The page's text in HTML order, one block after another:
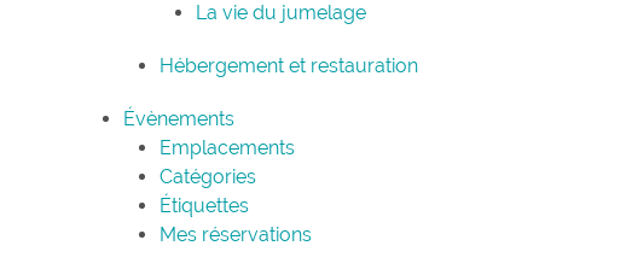
La vie du jumelage
Hébergement et restauration
Évènements
Emplacements
Catégories
Étiquettes
Mes réservations